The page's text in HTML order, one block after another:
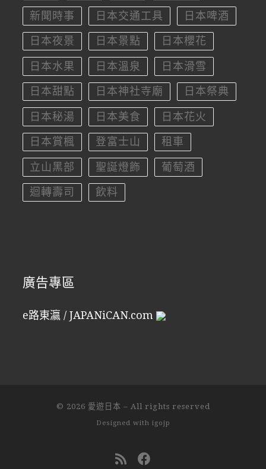
新聞時事 日本交通工具 日本啤酒
日本夜景 日本景點 日本櫻花
日本水果 日本溫泉 日本滑雪
日本甜點 日本神社寺廟 日本祭典
日本秘湯 日本美食 日本花火
日本賞楓 登富士山 租車
立山黑部 聖誕燈飾 葡萄酒
迴轉壽司 飲料
廣告專區
e路東瀛 / JAPANiCAN.com
© 2026 愛遊日本 – All rights reserved
Designed with igojp